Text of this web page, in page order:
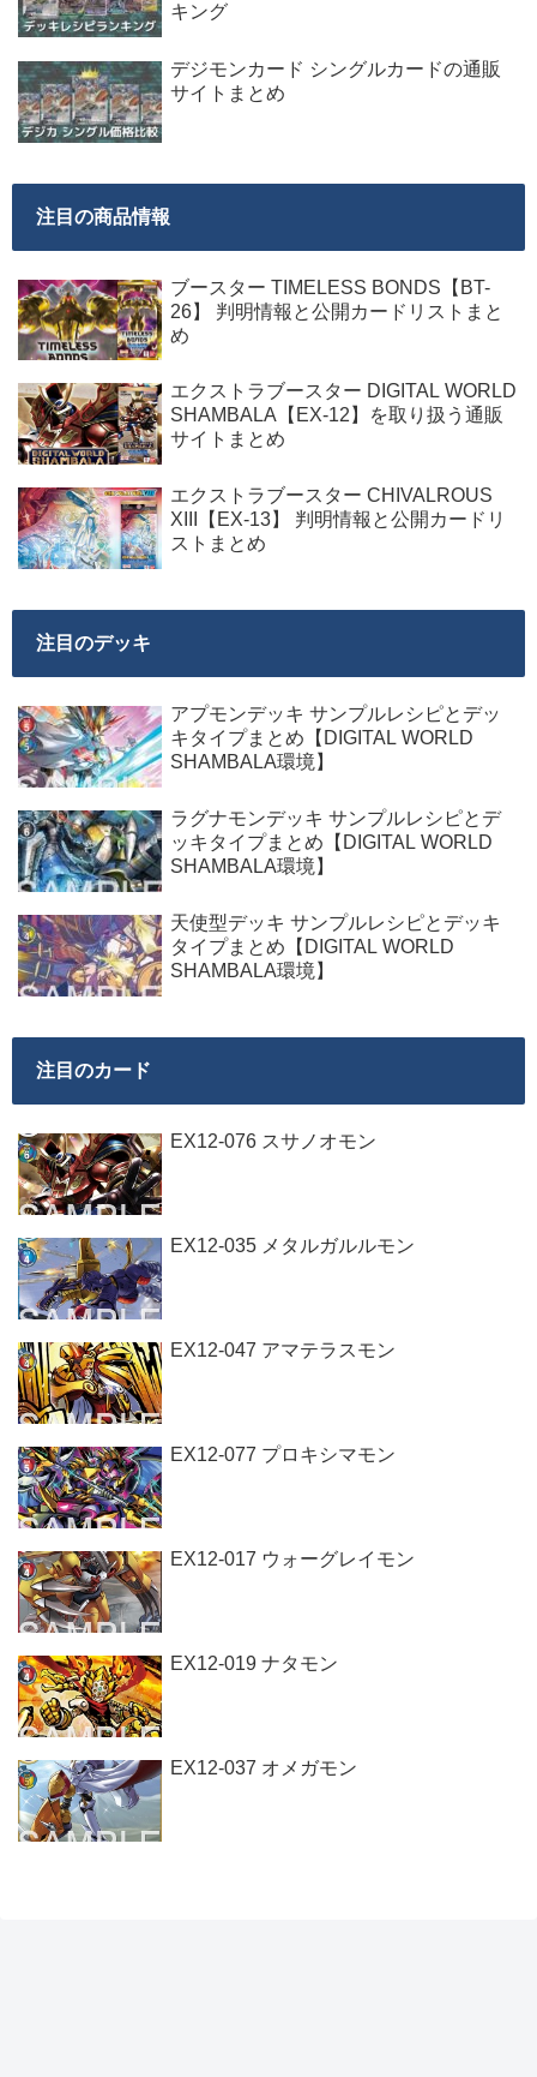
キング
デジモンカード シングルカードの通販
サイトまとめ
注目の商品情報
ブースター TIMELESS BONDS【BT-
26】 判明情報と公開カードリストまと
め
エクストラブースター DIGITAL WORLD
SHAMBALA【EX-12】を取り扱う通販
サイトまとめ
エクストラブースター CHIVALROUS
XIII【EX-13】 判明情報と公開カードリ
ストまとめ
注目のデッキ
アプモンデッキ サンプルレシピとデッ
キタイプまとめ【DIGITAL WORLD
SHAMBALA環境】
ラグナモンデッキ サンプルレシピとデ
ッキタイプまとめ【DIGITAL WORLD
SHAMBALA環境】
天使型デッキ サンプルレシピとデッキ
タイプまとめ【DIGITAL WORLD
SHAMBALA環境】
注目のカード
EX12-076 スサノオモン
EX12-035 メタルガルルモン
EX12-047 アマテラスモン
EX12-077 プロキシマモン
EX12-017 ウォーグレイモン
EX12-019 ナタモン
EX12-037 オメガモン